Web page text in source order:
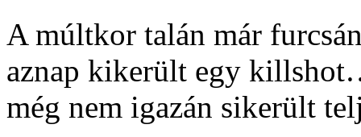
A múltkor talán már
aznap kikerült egy
még nem igazán sikerült